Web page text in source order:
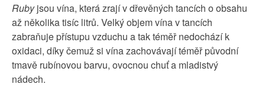
Rubyjsou vína, která zrají v dřevěných tancích o obsahu
až několika tisíc litrů. Velký objem vína v tancích
zabraňuje přístupu vzduchu a tak téměř nedochází k
oxidaci, díky čemuž si vína zachovávají téměř původní
tmavě rubínovou barvu, ovocnou chuť a mladistvý
nádech.